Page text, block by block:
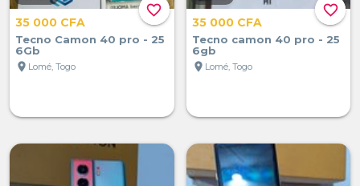
favorite_border
35 000 CFA
Tecno Camon 40 pro - 25
6Gb
location_on Lomé, Togo
favorite_border
35 000 CFA
Tecno camon 40 pro - 25
6gb
location_on Lomé, Togo